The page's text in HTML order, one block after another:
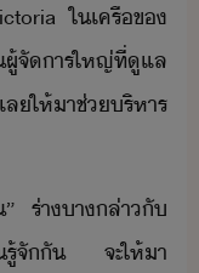
ใเครื​ข​
จัาร​ใหญ่​ที่​ูแล​
​ให้​าช​่​ริหาร​
ร่า​า​ล่า​ั​
จั​ั​ ​จะ​ให้​า​